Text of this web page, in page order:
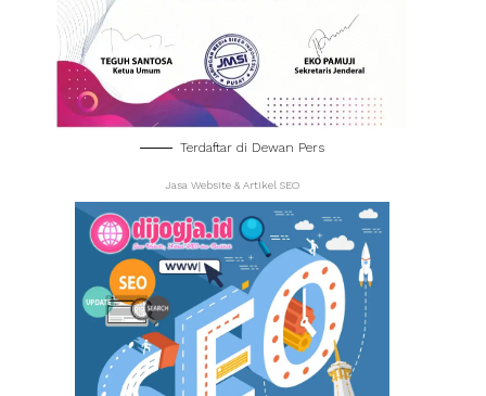
Terdaftar di Dewan Pers
Jasa Website & Artikel SEO